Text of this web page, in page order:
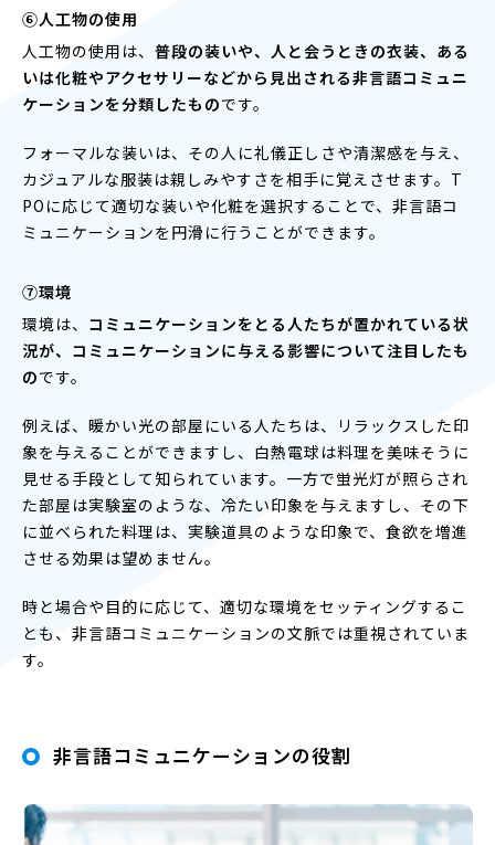
⑥人工物の使用
人工物の使用は、 普段の装いや、人と会うときの衣装、ある
いは化粧やアクセサリーなどから見出される非言語コミュニ
ケーションを分類したものです。
フォーマルな装いは、その人に礼儀正しさや清潔感を与え、
カジュアルな服装は親しみやすさを相手に覚えさせます。T
POに応じて適切な装いや化粧を選択することで、非言語コ
ミュニケーションを円滑に行うことができます。
⑦環境
環境は、 コミュニケーションをとる人たちが置かれている状
況が、コミュニケーションに与える影響について注目したも
のです。
例えば、暖かい光の部屋にいる人たちは、リラックスした印
象を与えることができますし、白熱電球は料理を美味そうに
見せる手段として知られています。一方で蛍光灯が照らされ
た部屋は実験室のような、冷たい印象を与えますし、その下
に並べられた料理は、実験道具のような印象で、食欲を増進
させる効果は望めません。
時と場合や目的に応じて、適切な環境をセッティングするこ
とも、非言語コミュニケーションの文脈では重視されていま
す。
非言語コミュニケーションの役割